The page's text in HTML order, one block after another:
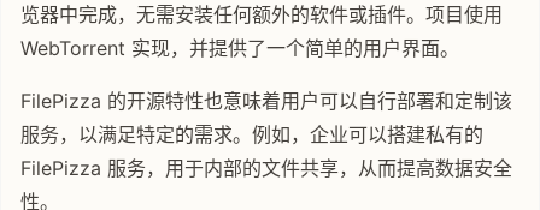
览器中完成，无需安装任何额外的软件或插件。项目使用
WebTorrent 实现，并提供了一个简单的用户界面。
FilePizza 的开源特性也意味着用户可以自行部署和定制该
服务，以满足特定的需求。例如，企业可以搭建私有的
FilePizza 服务，用于内部的文件共享，从而提高数据安全
性。